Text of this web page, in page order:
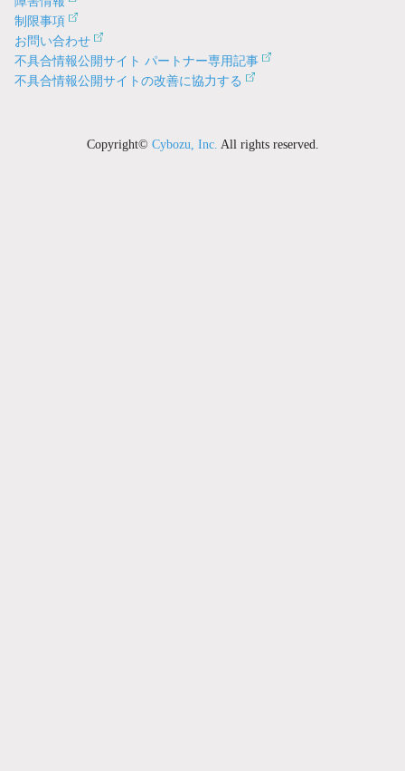
制限事項
お問い合わせ
不具合情報公開サイト パートナー専用記事
不具合情報公開サイトの改善に協力する
Copyright© Cybozu, Inc. All rights reserved.